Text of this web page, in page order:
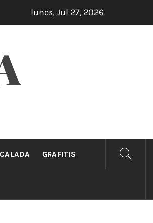
el unipersonal que se ríe de los
lunes, Jul 27, 2026
GRAFITIS